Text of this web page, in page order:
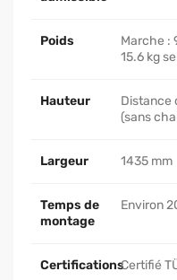
Poids
Marche :
15.6 kg
Hauteur
Distance
(sans
Largeur 1435 mm
Temps de
montage
Environ
CertificationsCertifié